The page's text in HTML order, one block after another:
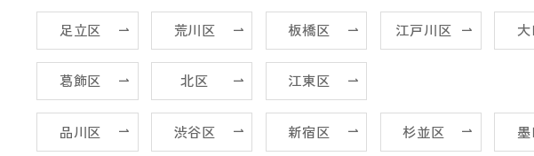
足立区 荒川区 板橋区 江戸川区
葛飾区 北区 江東区
品川区 渋谷区 新宿区 杉並区